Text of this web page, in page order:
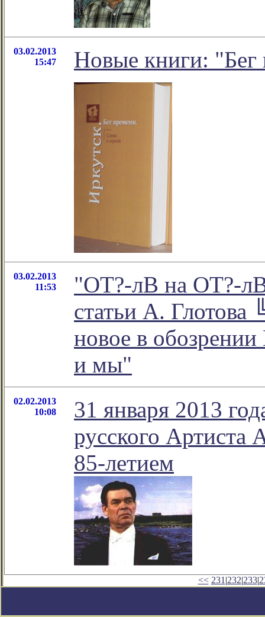
03.02.2013
15:47
Новые книги: "Бег
03.02.2013
11:53
"ОТ?-лВ на ОТ?-
статьи А.
новое в
и мы"
02.02.2013
10:08
31 января 2013
русского Артиста
85-летием
<< 231 |232|233|